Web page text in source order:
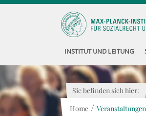
INSTITUT UND LEITUNG
Sie befinden sich hier:
Home / Veranstaltungen